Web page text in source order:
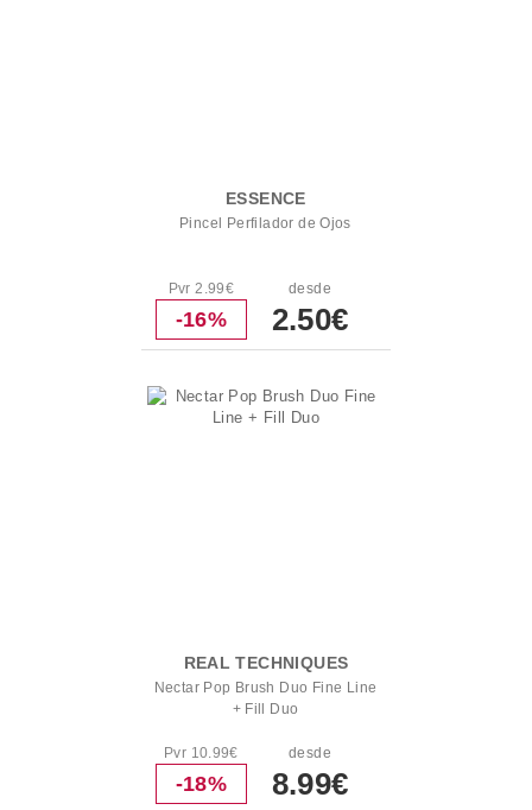
ESSENCE
Pincel Perfilador de Ojos
Pvr 2.99€
-16%
desde
2.50€
REAL TECHNIQUES
Nectar Pop Brush Duo Fine Line
+ Fill Duo
Pvr 10.99€
-18%
desde
8.99€